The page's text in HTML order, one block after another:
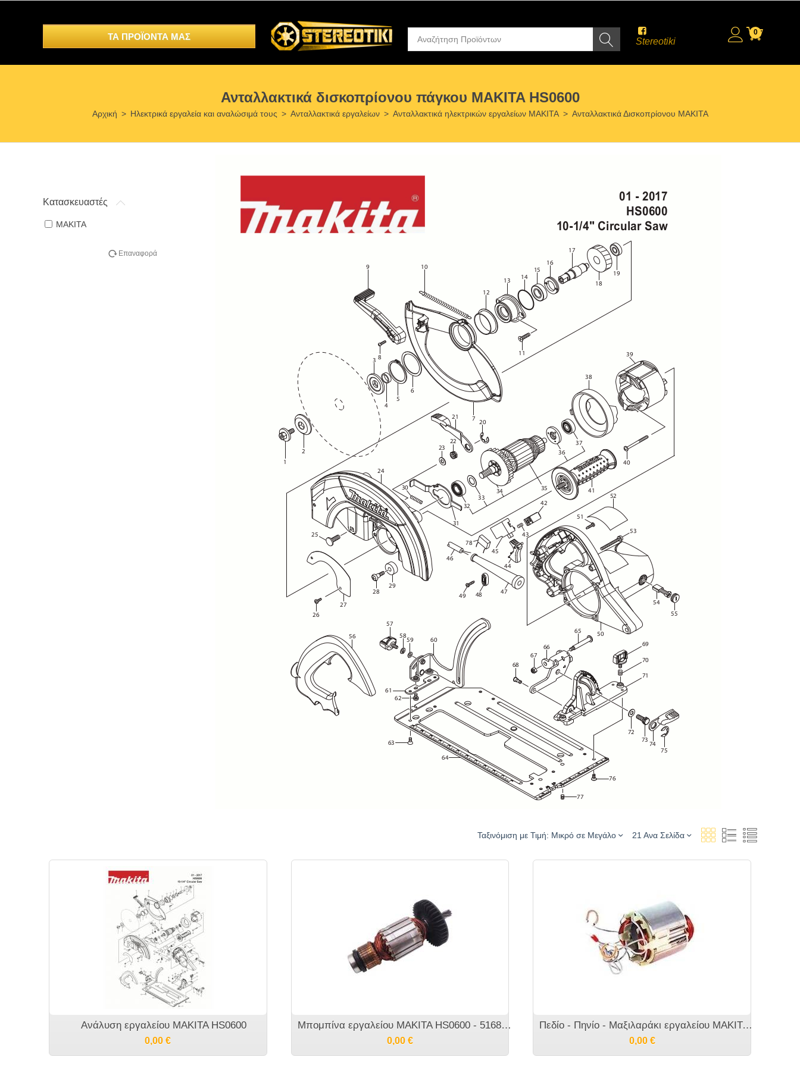
ΤΑ ΠΡΟΪΟΝΤΑ ΜΑΣ Stereotiki
0
Ανταλλακτικά δισκοπρίονου πάγκου MAKITA HS0600
Αρχική > Ηλεκτρικά εργαλεία και αναλώσιμά τους > Ανταλλακτικά εργαλείων > Ανταλλακτικά ηλεκτρικών εργαλείων MAKITA > Ανταλλακτικά Δισκοπρίονου MAKITA
Κατασκευαστές
MAKITA
Επαναφορά
Ταξινόμιση με Τιμή: Μικρό σε Μεγάλο 21 Ανα Σελίδα
Ανάλυση εργαλείου MAKITA HS0600
0,00 €
Μπομπίνα εργαλείου MAKITA HS0600 - 516816-8
0,00 €
Πεδίο - Πηνίο - Μαξιλαράκι εργαλείου MAKITA HS0600 - 596206-1
0,00 €